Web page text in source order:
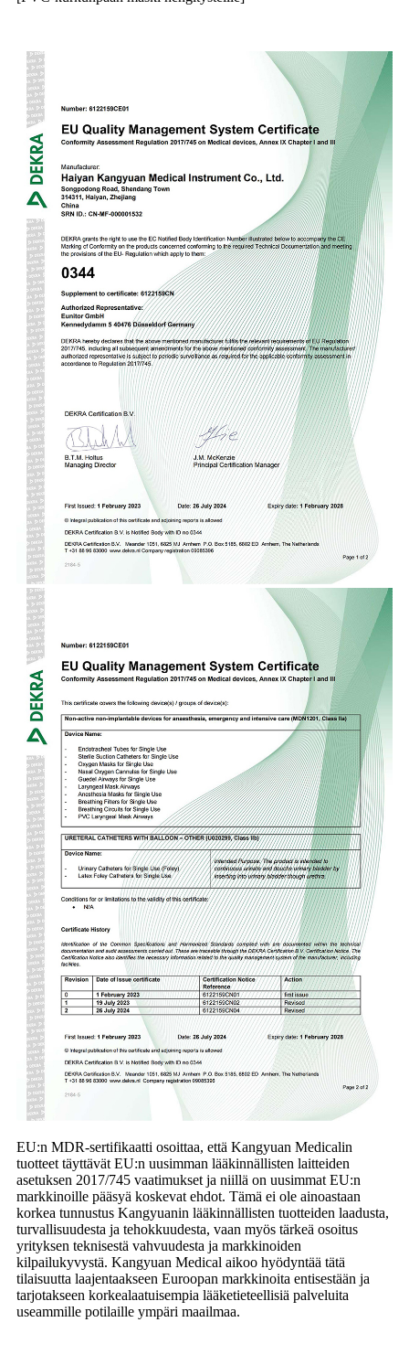
EU:n MDR-sertifikaatti osoittaa, että Kangyuan Medicalin
tuotteet täyttävät EU:n uusimman lääkinnällisten laitteiden
asetuksen 2017/745 vaatimukset ja niillä on uusimmat EU:n
markkinoille pääsyä koskevat ehdot. Tämä ei ole ainoastaan ​​
korkea tunnustus Kangyuanin lääkinnällisten tuotteiden laadusta,
turvallisuudesta ja tehokkuudesta, vaan myös tärkeä osoitus
yrityksen teknisestä vahvuudesta ja markkinoiden
kilpailukyvystä. Kangyuan Medical aikoo hyödyntää tätä
tilaisuutta laajentaakseen Euroopan markkinoita entisestään ja
tarjotakseen korkealaatuisempia lääketieteellisiä palveluita
useammille potilaille ympäri maailmaa.